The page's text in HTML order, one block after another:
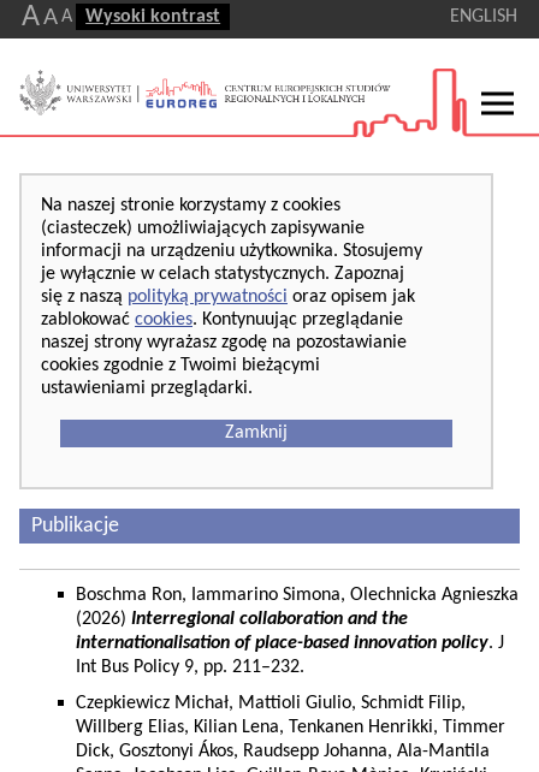
AA A Wysoki kontrast ENGLISH
Na naszej stronie korzystamy z cookies
(ciasteczek) umożliwiających zapisywanie
informacji na urządzeniu użytkownika. Stosujemy
je wyłącznie w celach statystycznych. Zapoznaj
się z naszą polityką prywatności oraz opisem jak
zablokować cookies. Kontynuując przeglądanie
naszej strony wyrażasz zgodę na pozostawianie
cookies zgodnie z Twoimi bieżącymi
ustawieniami przeglądarki.
Zamknij
Publikacje
Boschma Ron, Iammarino Simona, Olechnicka Agnieszka
(2026) Interregional collaboration and the
internationalisation of place-based innovation policy. J
Int Bus Policy 9, pp. 211–232.
Czepkiewicz Michał, Mattioli Giulio, Schmidt Filip,
Willberg Elias, Kilian Lena, Tenkanen Henrikki, Timmer
Dick, Gosztonyi Ákos, Raudsepp Johanna, Ala-Mantila